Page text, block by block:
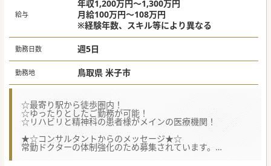
給与
年収1,200万円～1,300万円
月給100万円～108万円
※経験年数、スキル等により異なる
勤務日数 週5日
勤務地 鳥取県 米子市
☆最寄り駅から徒歩圏内！
☆ゆったりとしたご勤務が可能！
☆リハビリと精神科の患者様がメインの医療機関！
★☆コンサルタントからのメッセージ★☆
常勤ドクターの体制強化のため募集されています。
回リハ・精神科メインで比較的症状の安定した患者様が多い